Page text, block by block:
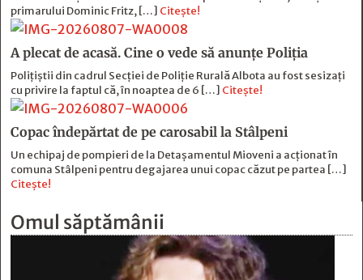
primarului Dominic Fritz, […] Citește!
A plecat de acasă. Cine o vede să anunțe Poliția
Polițiștii din cadrul Secției de Poliție Rurală Albota au fost sesizați
cu privire la faptul că, în noaptea de 6 […] Citește!
Copac îndepărtat de pe carosabil la Stâlpeni
Un echipaj de pompieri de la Detașamentul Mioveni a acționat în
comuna Stâlpeni pentru degajarea unui copac căzut pe partea […]
Citește!
Omul săptămânii